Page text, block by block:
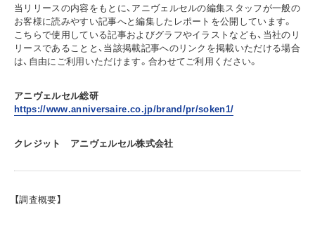
当リリースの内容をもとに、アニヴェルセルの編集スタッフが一般の
お客様に読みやすい記事へと編集したレポートを公開しています。
こちらで使用している記事およびグラフやイラストなども、当社のリ
リースであることと、当該掲載記事へのリンクを掲載いただける場合
は、自由にご利用いただけます。合わせてご利用ください。
アニヴェルセル総研
https://www.anniversaire.co.jp/brand/pr/soken1/
クレジット アニヴェルセル株式会社
【調査概要】